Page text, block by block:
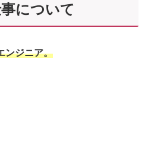
について
ンジニア。